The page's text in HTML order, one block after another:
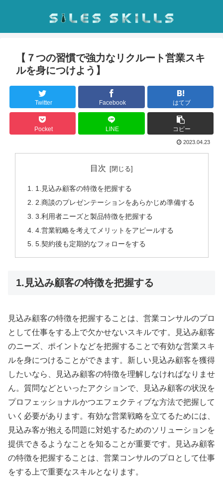
【７つの習慣で強力なリクルート営業スキ
ルを身につけよう】
Twitter Facebook はてブ
Pocket LINE コピー
2023.04.23
目次
1.見込み顧客の特徴を把握する
2.商談のプレゼンテーションをあらかじめ準備する
3.利用者ニーズと製品特徴を把握する
4.営業戦略を考えてメリットをアピールする
5.契約後も定期的なフォローをする
1.見込み顧客の特徴を把握する
見込み顧客の特徴を把握することは、営業コンサルのプロ
として仕事をする上で欠かせないスキルです。見込み顧客
のニーズ、ポイントなどを把握することで有効な営業スキ
ルを身につけることができます。新しい見込み顧客を獲得
したいなら、見込み顧客の特徴を理解しなければなりませ
ん。質問などといったアクションで、見込み顧客の状況を
プロフェッショナルかつエフェクティブな方法で把握して
いく必要があります。有効な営業戦略を立てるためには、
見込み客が抱える問題に対処するためのソリューションを
提供できるようなことを知ることが重要です。見込み顧客
の特徴を把握することは、営業コンサルのプロとして仕事
をする上で重要なスキルとなります。